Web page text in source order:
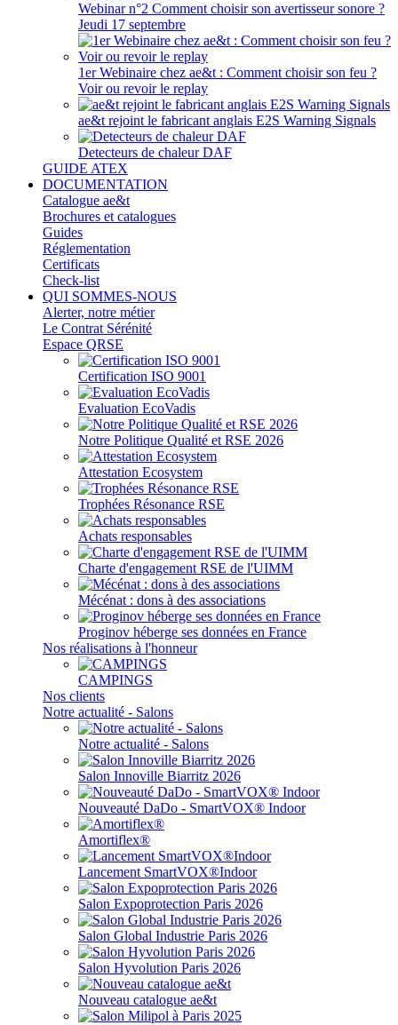
Webinar n°2 Comment choisir son avertisseur sonore ?
Jeudi 17 septembre
1er Webinaire chez ae&t : Comment choisir son feu ?
Voir ou revoir le replay
ae&t rejoint le fabricant anglais E2S Warning Signals
Detecteurs de chaleur DAF
GUIDE ATEX
DOCUMENTATION
Catalogue ae&t
Brochures et catalogues
Guides
Réglementation
Certificats
Check-list
QUI SOMMES-NOUS
Alerter, notre métier
Le Contrat Sérénité
Espace QRSE
Certification ISO 9001
Evaluation EcoVadis
Notre Politique Qualité et RSE 2026
Attestation Ecosystem
Trophées Résonance RSE
Achats responsables
Charte d'engagement RSE de l'UIMM
Mécénat : dons à des associations
Proginov héberge ses données en France
Nos réalisations à l'honneur
CAMPINGS
Nos clients
Notre actualité - Salons
Notre actualité - Salons
Salon Innoville Biarritz 2026
Nouveauté DaDo - SmartVOX® Indoor
Amortiflex®
Lancement SmartVOX®Indoor
Salon Expoprotection Paris 2026
Salon Global Industrie Paris 2026
Salon Hyvolution Paris 2026
Nouveau catalogue ae&t